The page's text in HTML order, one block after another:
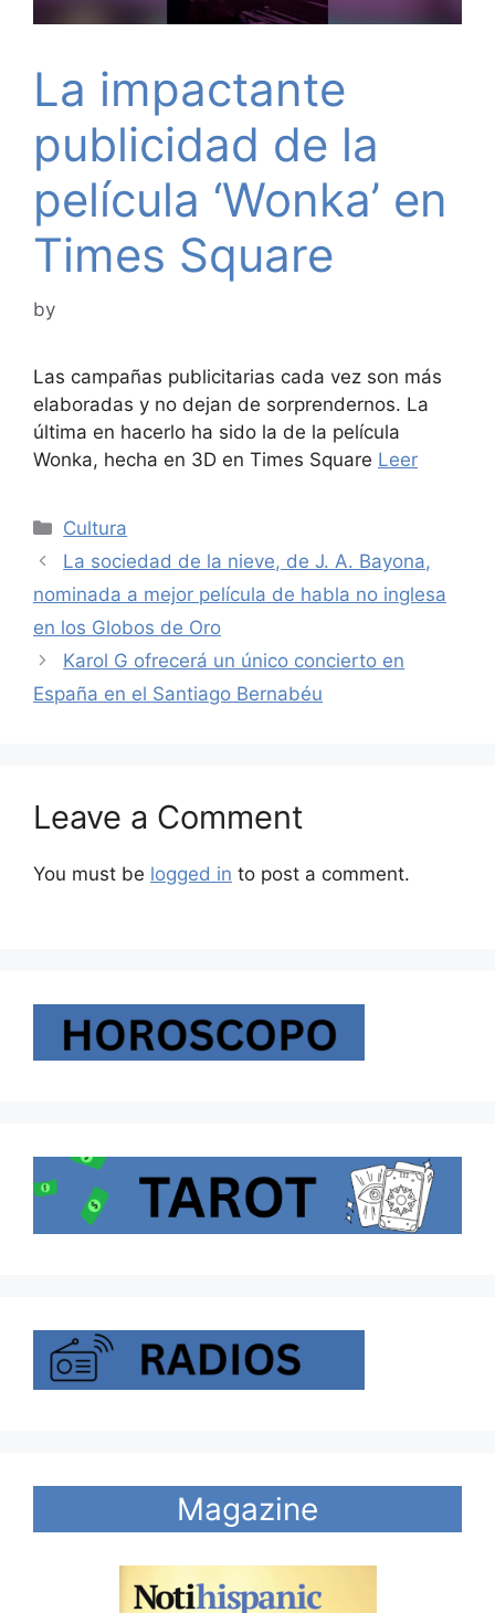
La impactante
publicidad de la
película ‘Wonka’ en
Times Square
by
Las campañas publicitarias cada vez son más
elaboradas y no dejan de sorprendernos. La
última en hacerlo ha sido la de la película
Wonka, hecha en 3D en Times Square Leer
Categories
Cultura
La sociedad de la nieve, de J. A. Bayona,
nominada a mejor película de habla no inglesa
en los Globos de Oro
Karol G ofrecerá un único concierto en
España en el Santiago Bernabéu
Leave a Comment
You must be logged in to post a comment.
Magazine